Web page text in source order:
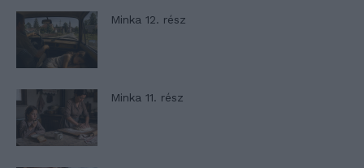
Minka 12. rész
Minka 11. rész